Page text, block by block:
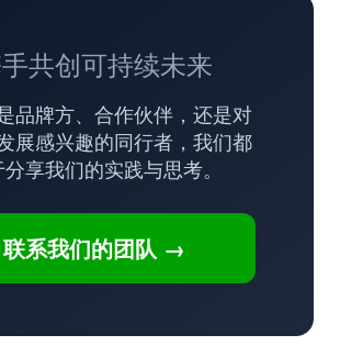
共创可持续未来
品牌方、合作伙伴，还是对
展感兴趣的同行者，我们都
享我们的实践与思考。
联系我们的团队 →